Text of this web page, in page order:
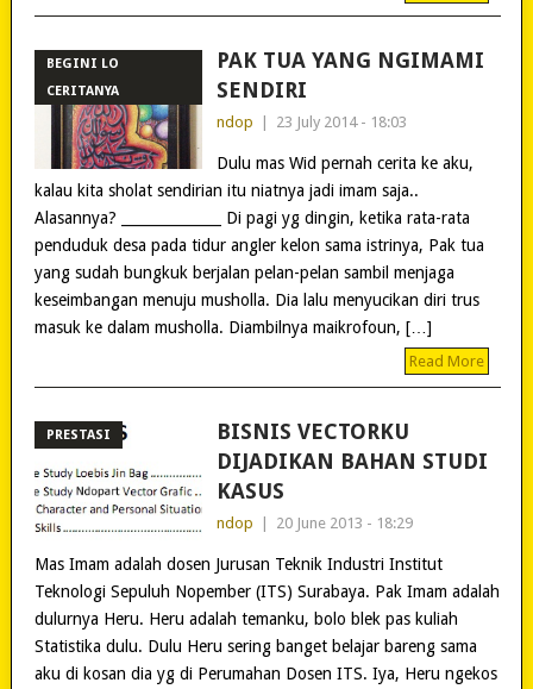
BEGINI LO
CERITANYA
PAK TUA YANG NGIMAMI
SENDIRI
ndop 23 July 2014 - 18:03
Dulu mas Wid pernah cerita ke aku,
kalau kita sholat sendirian itu niatnya jadi imam saja..
Alasannya? ______________ Di pagi yg dingin, ketika rata-rata
penduduk desa pada tidur angler kelon sama istrinya, Pak tua
yang sudah bungkuk berjalan pelan-pelan sambil menjaga
keseimbangan menuju musholla. Dia lalu menyucikan diri trus
masuk ke dalam musholla. Diambilnya maikrofoun, […]
Read More
PRESTASI
BISNIS VECTORKU
DIJADIKAN BAHAN STUDI
KASUS
ndop 20 June 2013 - 18:29
Mas Imam adalah dosen Jurusan Teknik Industri Institut
Teknologi Sepuluh Nopember (ITS) Surabaya. Pak Imam adalah
dulurnya Heru. Heru adalah temanku, bolo blek pas kuliah
Statistika dulu. Dulu Heru sering banget belajar bareng sama
aku di kosan dia yg di Perumahan Dosen ITS. Iya, Heru ngekos